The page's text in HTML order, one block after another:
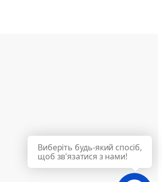
Виберіть будь-який спосіб,
щоб зв'язатися з нами!